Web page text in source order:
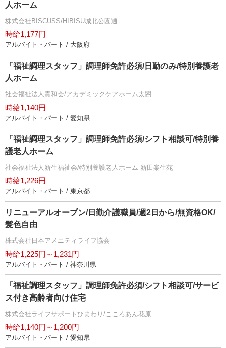
人ホーム
株式会社BISCUSS/HIBISU城北公園通
時給1,177円
アルバイト・パート / 大阪府
「福祉調理スタッフ」調理師免許必須/日勤のみ/特別養護老
人ホーム
社会福祉法人貴和会/アカデミックケアホーム太閤
時給1,140円
アルバイト・パート / 愛知県
「福祉調理スタッフ」調理師免許必須/シフト相談可/特別養
護老人ホーム
社会福祉法人新生福祉会/特別養護老人ホーム 新田楽生苑
時給1,226円
アルバイト・パート / 東京都
リニューアルオープン/日勤介護職員/週2日から/無資格OK/
髪色自由
株式会社日本アメニティライフ協会
時給1,225円～1,231円
アルバイト・パート / 神奈川県
「福祉調理スタッフ」調理師免許必須/シフト相談可/サービ
ス付き高齢者向け住宅
株式会社ライフサポートひまわり/こころあん花原
時給1,140円～1,200円
アルバイト・パート / 愛知県